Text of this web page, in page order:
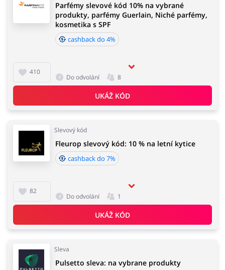
410
Parfémy slevové kód 10% na vybrané
produkty, parfémy Guerlain, Niché parfémy,
kosmetika s SPF
cashback do 4%
Do odvolání 8
UKÁŽ KÓD
Slevový kód
82
Fleurop slevový kód: 10 % na letní kytice
cashback do 7%
Do odvolání 1
UKÁŽ KÓD
Sleva
Pulsetto sleva: na vybrane produkty